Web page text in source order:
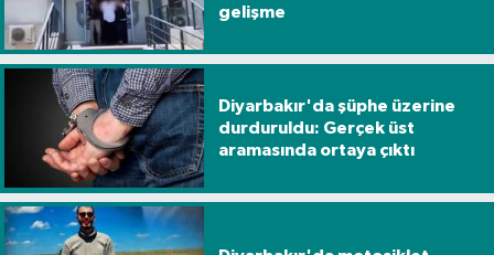
gelişme
Diyarbakır'da şüphe üzerine
durduruldu: Gerçek üst
aramasında ortaya çıktı